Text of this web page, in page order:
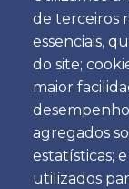
de terceiros
essenciais,
do site;
maior
agregados
estatísticas;
utilizados
Dia
Data
Hora
Hora